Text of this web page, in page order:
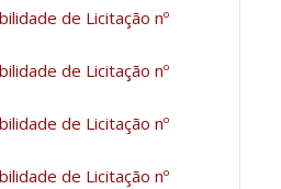
de Licitação nº
de Licitação nº
de Licitação nº
de Licitação nº